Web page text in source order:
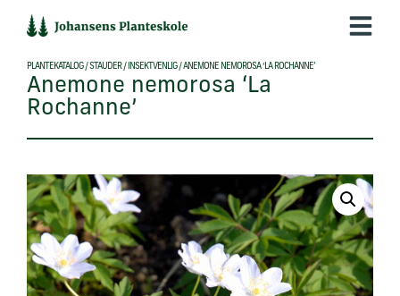
indholdet
PLANTEKATALOG/ STAUDER/ INSEKTVENLIG/ ANEMONE NEMOROSA ‘LA ROCHANNE’
Anemone nemorosa ‘La
Rochanne’